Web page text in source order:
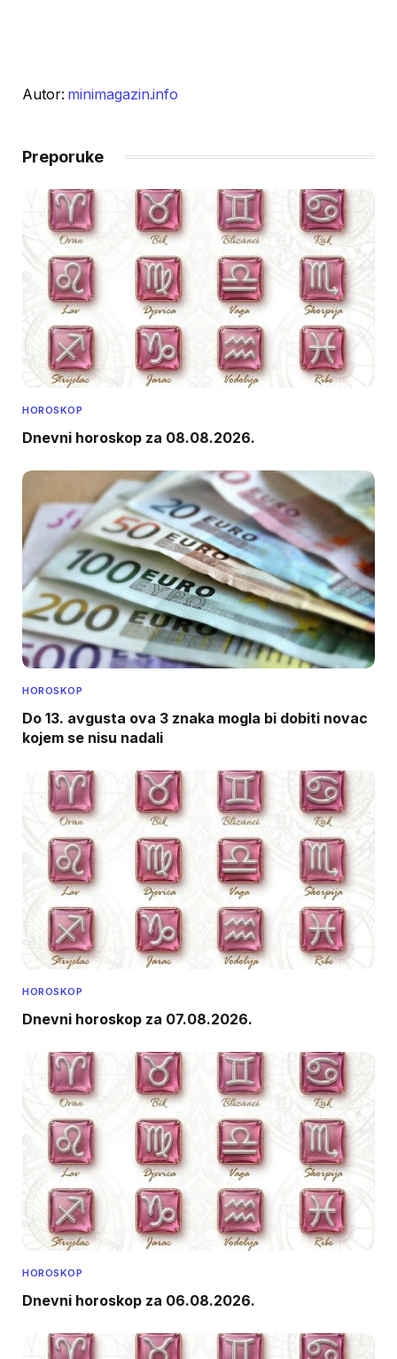
Autor: minimagazin.info
Preporuke
HOROSKOP
Dnevni horoskop za 08.08.2026.
HOROSKOP
Do 13. avgusta ova 3 znaka mogla bi dobiti novac
kojem se nisu nadali
HOROSKOP
Dnevni horoskop za 07.08.2026.
HOROSKOP
Dnevni horoskop za 06.08.2026.